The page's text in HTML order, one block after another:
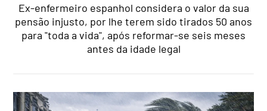
Ex-enfermeiro espanhol considera o valor da sua
pensão injusto, por lhe terem sido tirados 50 anos
para "toda a vida", após reformar-se seis meses
antes da idade legal